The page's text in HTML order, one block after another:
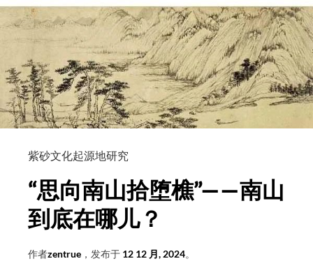
紫
砂
壶
起
源
考
紫砂文化起源地研究
“思向南山拾堕樵”——南山
到底在哪儿？
作者zentrue ，发布于 12 12 月, 2024。